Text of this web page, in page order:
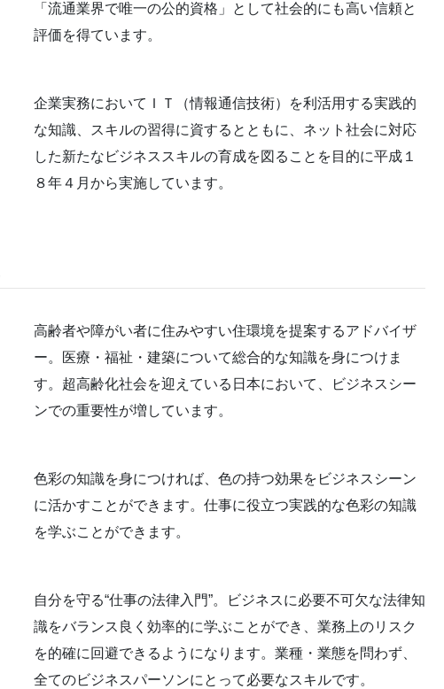
「流通業界で唯一の公的資格」として社会的にも高い信頼と
評価を得ています。
企業実務においてＩＴ（情報通信技術）を利活用する実践的
な知識、スキルの習得に資するとともに、ネット社会に対応
した新たなビジネススキルの育成を図ることを目的に平成１
８年４月から実施しています。
高齢者や障がい者に住みやすい住環境を提案するアドバイザ
ー。医療・福祉・建築について総合的な知識を身につけま
す。超高齢化社会を迎えている日本において、ビジネスシー
ンでの重要性が増しています。
色彩の知識を身につければ、色の持つ効果をビジネスシーン
に活かすことができます。仕事に役立つ実践的な色彩の知識
を学ぶことができます。
自分を守る“仕事の法律入門”。ビジネスに必要不可欠な法律知
識をバランス良く効率的に学ぶことができ、業務上のリスク
を的確に回避できるようになります。業種・業態を問わず、
全てのビジネスパーソンにとって必要なスキルです。